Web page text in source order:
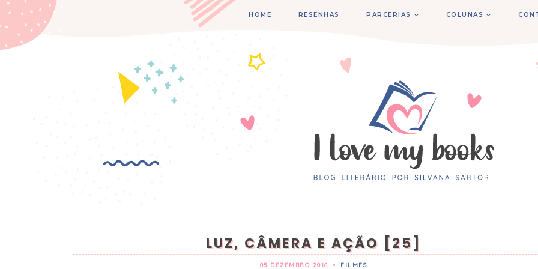
HOME RESENHAS PARCERIAS COLUNAS
LUZ, CÂMERA E AÇÃO [25]
05 DEZEMBRO 2016 • FILMES